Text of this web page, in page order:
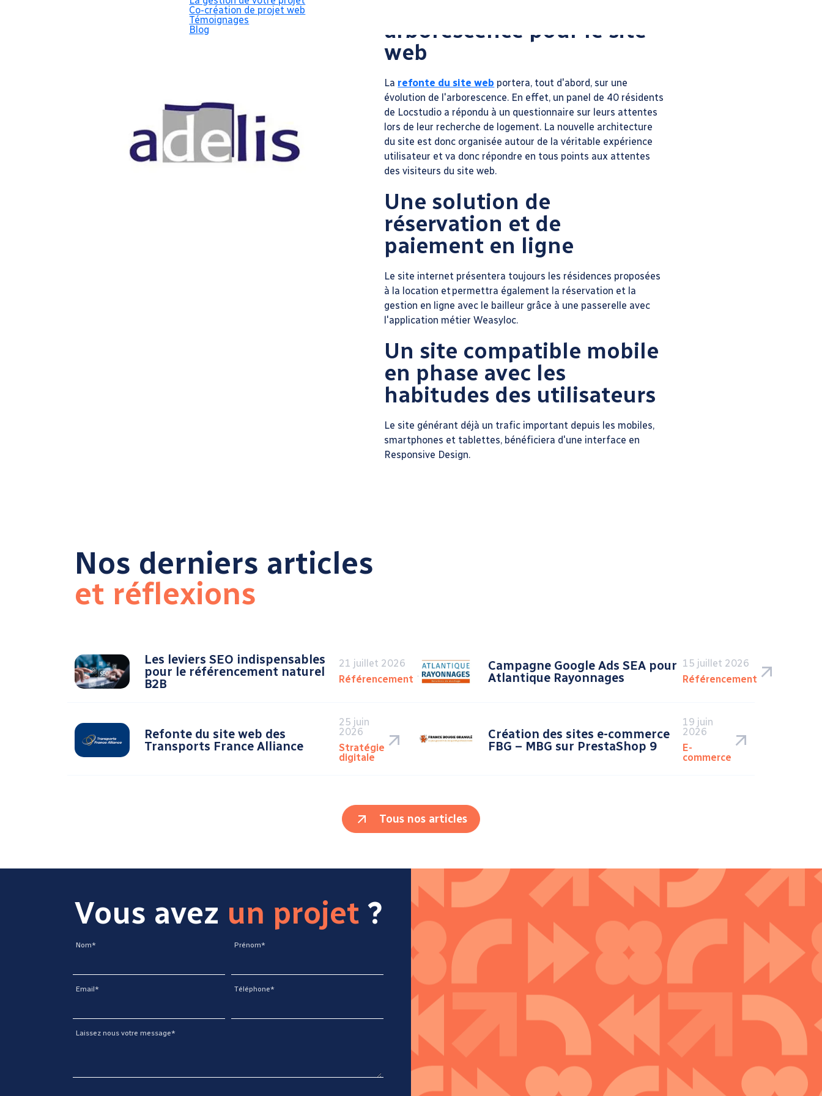
Co-création de projet web
Témoignages
Blog
arborescence pour le site
web
Larefonte du site web portera, tout d'abord, sur une
évolution de l'arborescence. En effet, un panel de 40 résidents
de Locstudio a répondu à un questionnaire sur leurs attentes
lors de leur recherche de logement. La nouvelle architecture
du site est donc organisée autour de la véritable expérience
utilisateur et va donc répondre en tous points aux attentes
des visiteurs du site web.
Une solution de
réservation et de
paiement en ligne
Le site internet présentera toujours les résidences proposées
à la location et permettra également la réservation et la
gestion en ligne avec le bailleur grâce à une passerelle avec
l'application métier Weasyloc.
Un site compatible mobile
en phase avec les
habitudes des utilisateurs
Le site générant déjà un trafic important depuis les mobiles,
smartphones et tablettes, bénéficiera d'une interface en
Responsive Design.
Nos derniers articles
et réflexions
Les leviers SEO indispensables
pour le référencement naturel
B2B
21 juillet 2026
Référencement
Campagne Google Ads SEA pour
Atlantique Rayonnages
15 juillet 2026
Référencement
Refonte du site web des
Transports France Alliance
25 juin
2026
Stratégie
digitale
Création des sites e-commerce
FBG – MBG sur PrestaShop 9
19 juin
2026
E-
commerce
Tous nos articles
Vous avez un projet ?
Nom* Prénom*
Email* Téléphone*
Laissez nous votre message*